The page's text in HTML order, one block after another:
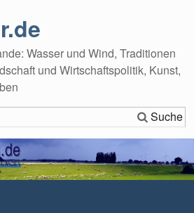
Wasser und Wind, Traditionen
und Wirtschaftspolitik, Kunst,
Suche